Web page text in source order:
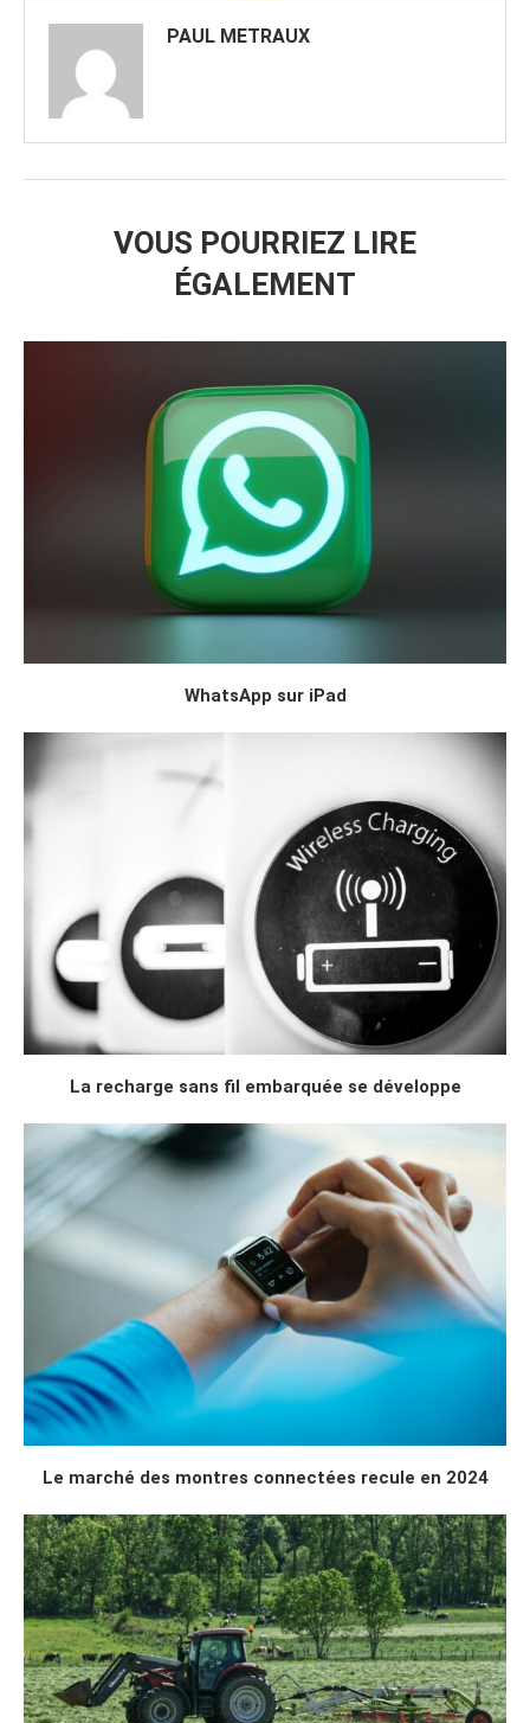
PAUL METRAUX
VOUS POURRIEZ LIRE
ÉGALEMENT
WhatsApp sur iPad
La recharge sans fil embarquée se développe
Le marché des montres connectées recule en 2024